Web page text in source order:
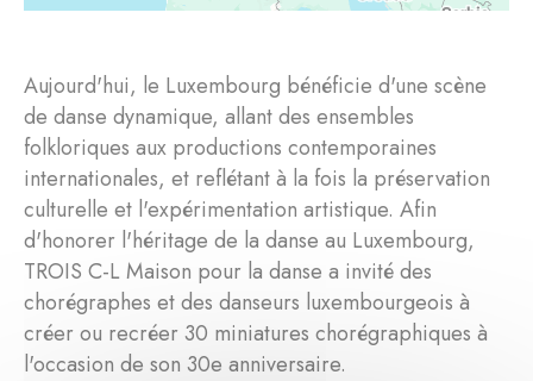
Aujourd'hui, le Luxembourg bénéficie d'une scène
de danse dynamique, allant des ensembles
folkloriques aux productions contemporaines
internationales, et reflétant à la fois la préservation
culturelle et l'expérimentation artistique. Afin
d'honorer l'héritage de la danse au Luxembourg,
TROIS C-L Maison pour la danse a invité des
chorégraphes et des danseurs luxembourgeois à
créer ou recréer 30 miniatures chorégraphiques à
l'occasion de son 30e anniversaire.